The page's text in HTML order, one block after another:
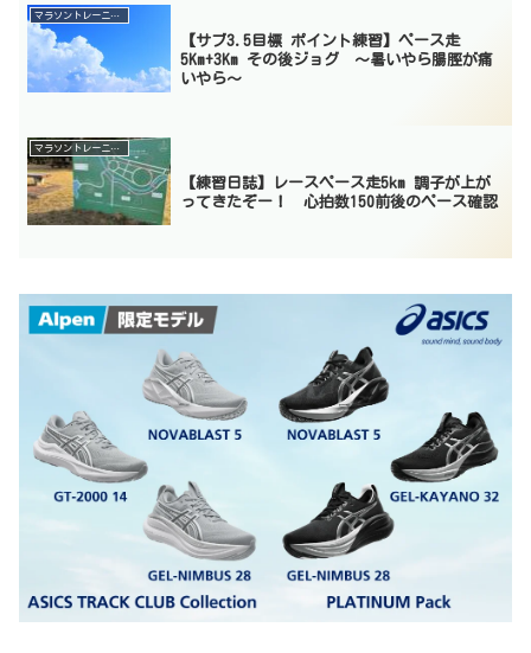
マラソントレーニング
【サブ3.5目標 ポイント練習】ペース走
5Km+3Km その後ジョグ 〜暑いやら腸脛が痛
いやら〜
マラソントレーニング
【練習日誌】レースペース走5km 調子が上が
ってきたぞー！ 心拍数150前後のペース確認